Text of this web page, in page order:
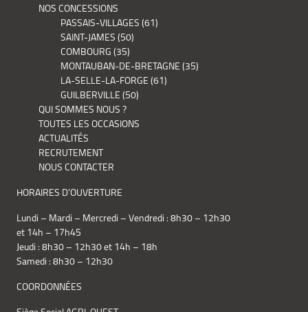
NOS CONCESSIONS
PASSAIS-VILLAGES (61)
SAINT-JAMES (50)
COMBOURG (35)
MONTAUBAN-DE-BRETAGNE (35)
LA-SELLE-LA-FORGE (61)
GUILBERVILLE (50)
QUI SOMMES NOUS ?
TOUTES LES OCCASIONS
ACTUALITÉS
RECRUTEMENT
NOUS CONTACTER
HORAIRES D’OUVERTURE
Lundi – Mardi – Mercredi – Vendredi : 8h30 – 12h30
et 14h – 17h45
Jeudi : 8h30 – 12h30 et 14h – 18h
Samedi : 8h30 – 12h30
COORDONNÉES